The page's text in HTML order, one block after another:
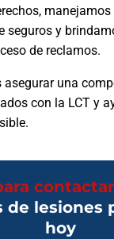
seguros y
de reclamos.
asegurar una
con la LCT y
contactar
de lesiones
hoy